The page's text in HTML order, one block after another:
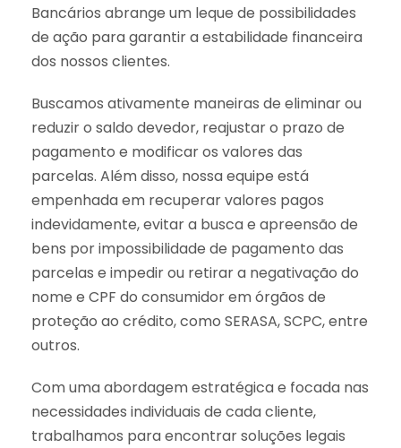
Bancários abrange um leque de possibilidades
de ação para garantir a estabilidade financeira
dos nossos clientes.
Buscamos ativamente maneiras de eliminar ou
reduzir o saldo devedor, reajustar o prazo de
pagamento e modificar os valores das
parcelas. Além disso, nossa equipe está
empenhada em recuperar valores pagos
indevidamente, evitar a busca e apreensão de
bens por impossibilidade de pagamento das
parcelas e impedir ou retirar a negativação do
nome e CPF do consumidor em órgãos de
proteção ao crédito, como SERASA, SCPC, entre
outros.
Com uma abordagem estratégica e focada nas
necessidades individuais de cada cliente,
trabalhamos para encontrar soluções legais